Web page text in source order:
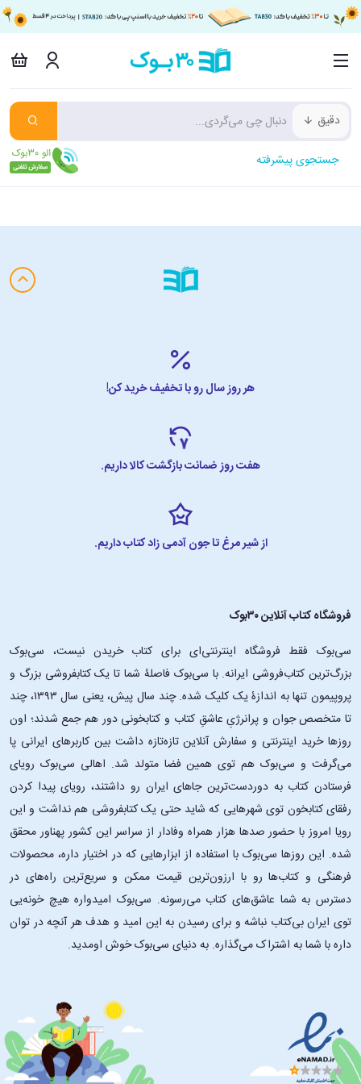
دقیق
جستجوی پیشرفته
هر روز سال رو با تخفیف خرید کن!
هفت روز ضمانت بازگشت کالا داریم.
از شیر مرغ تا جون آدمی زاد کتاب داریم.
فروشگاه کتاب آنلاین ۳۰بوک
سی‌بوک فقط فروشگاه اینترنتی‌ای برای کتاب خریدن نیست، سی‌بوک
بزرگ‌ترین کتاب‌فروشی ایرانه. با سی‌بوک فاصلۀ شما تا یک کتابفروشی بزرگ و
پروپیمون تنها به اندازۀ یک کلیک شده. چند سال پیش، یعنی سال ۱۳۹۳، چند
تا متخصص جوان و پرانرژیِ عاشقِ کتاب و کتابخونی دور هم جمع شدند؛ اون‌
روزها خرید اینترنتی و سفارش آنلاین تازه‌تازه داشت بین کاربرهای ایرانی پا
می‌گرفت و سی‌بوک هم توی همین فضا متولد شد. اهالی سی‌بوک رویای
فرستادن کتاب به دوردست‌ترین جاهای ایران رو داشتند، رویای پیدا کردن
رفقای کتابخون توی شهرهایی که شاید حتی یک کتابفروشی هم نداشت و این
رویا امروز با حضور صدها هزار همراه وفادار از سراسر این کشور پهناور محقق
شده. این ‌روزها سی‌بوک با استفاده از ابزارهایی که در اختیار داره، محصولات
فرهنگی و کتاب‌ها رو با ارزون‌ترین قیمت ممکن و سریع‌ترین راه‌های در
دسترس به شما عاشق‌های کتاب می‌رسونه. سی‌بوک امیدواره هیچ خونه‌یی
توی ایران بی‌کتاب نباشه و برای رسیدن به این امید و هدف هر آنچه در توان
داره با شما به اشتراک می‌گذاره. به دنیای سی‌بوک خوش اومدید.